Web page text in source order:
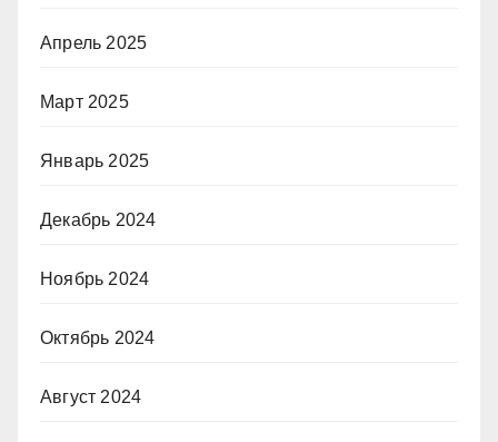
Апрель 2025
Март 2025
Январь 2025
Декабрь 2024
Ноябрь 2024
Октябрь 2024
Август 2024